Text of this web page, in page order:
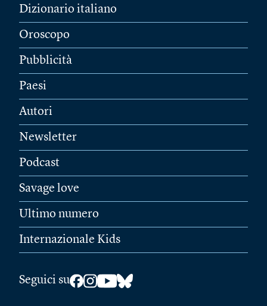
Dizionario italiano
Oroscopo
Pubblicità
Paesi
Autori
Newsletter
Podcast
Savage love
Ultimo numero
Internazionale Kids
Seguici su